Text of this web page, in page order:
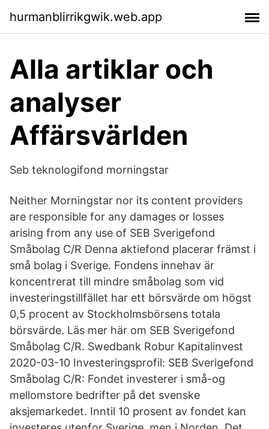
hurmanblirrikgwik.web.app
Alla artiklar och
analyser
Affärsvärlden
Seb teknologifond morningstar
Neither Morningstar nor its content providers
are responsible for any damages or losses
arising from any use of SEB Sverigefond
Småbolag C/R Denna aktiefond placerar främst i
små bolag i Sverige. Fondens innehav är
koncentrerat till mindre småbolag som vid
investeringstillfället har ett börsvärde om högst
0,5 procent av Stockholmsbörsens totala
börsvärde. Läs mer här om SEB Sverigefond
Småbolag C/R. Swedbank Robur Kapitalinvest
2020-03-10 Investeringsprofil: SEB Sverigefond
Småbolag C/R: Fondet investerer i små-og
mellomstore bedrifter på det svenske
aksjemarkedet. Inntil 10 prosent av fondet kan